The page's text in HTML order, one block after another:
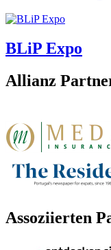
BLiP Expo
Allianz
Assoziierten